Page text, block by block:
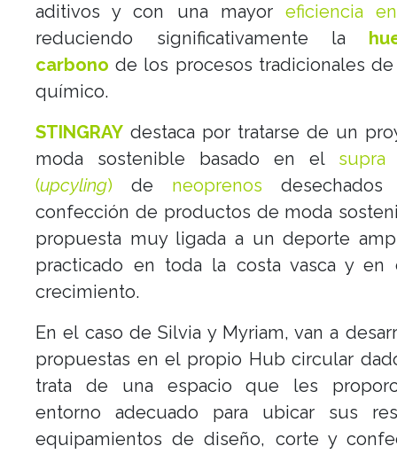
aditivos y con una mayor eficiencia
reduciendo significativamente la
carbono de los procesos tradicionales
químico.
STINGRAY destaca por tratarse de un
moda sostenible basado en el supra
(upcyling) de neoprenos
confección de productos de moda
propuesta muy ligada a un deporte
practicado en toda la costa vasca y en
crecimiento.
En el caso de Silvia y Myriam, van a
propuestas en el propio Hub circular
trata de una espacio que les
entorno adecuado para ubicar sus
equipamientos de diseño, corte y